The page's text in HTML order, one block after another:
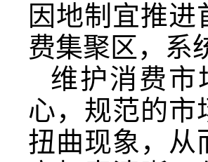
因地制宜推
费集聚区，系
维护消费市
心，规范的市
扭曲现象，从